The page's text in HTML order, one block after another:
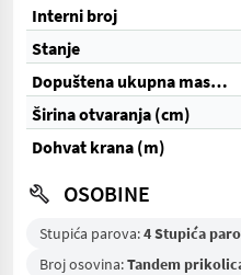
Interni broj
Stanje
Dopuštena ukupna masa (kg)
Širina otvaranja (cm)
Dohvat krana (m)
OSOBINE
Stupića parova:4 Stupića
Broj osovina:Tandem